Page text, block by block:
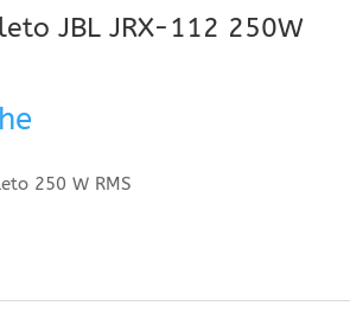
JBL JRX-112 250W
250 W RMS